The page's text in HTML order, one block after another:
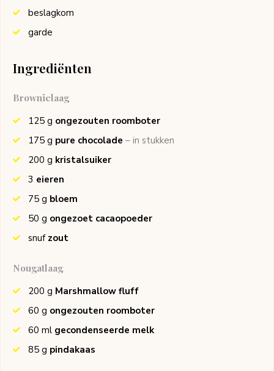
beslagkom
garde
Ingrediënten
Brownielaag
125 g ongezouten roomboter
175 g pure chocolade – in stukken
200 g kristalsuiker
3 eieren
75 g bloem
50 g ongezoet cacaopoeder
snuf zout
Nougatlaag
200 g Marshmallow fluff
60 g ongezouten roomboter
60 ml gecondenseerde melk
85 g pindakaas